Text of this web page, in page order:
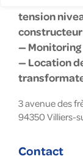
tension
constructeur
—
— Location
3 avenue des
94350 Villiers-
Contact